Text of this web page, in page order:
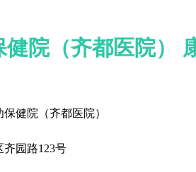
院（齐都医院）
健院（齐都医院）
齐园路123号